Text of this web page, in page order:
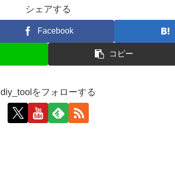
シェアする
Facebook
コピー
diy_toolをフォローする